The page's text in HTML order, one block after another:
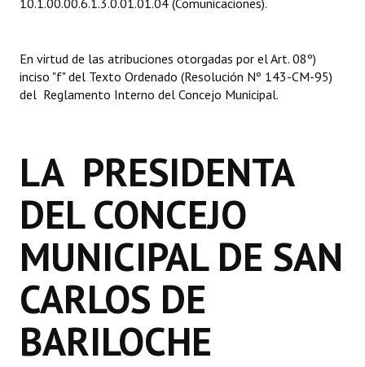
Noticias Destacadas
Registros y Distinciones
Premio al Mérito - Registro
Audiencias Públicas - Registro
Periodistas Decanos - Registro
Ciudadano Ilustre - Registro
Banca del Vecino - Registro
10.1.00.00.6.1.3.0.01.01.04 (Comunicaciones).
En virtud de las atribuciones otorgadas por el Art. 08º)
inciso "f" del Texto Ordenado (Resolución Nº 143-CM-95)
del Reglamento Interno del Concejo Municipal.
LA PRESIDENTA
DEL CONCEJO
MUNICIPAL DE SAN
CARLOS DE
BARILOCHE